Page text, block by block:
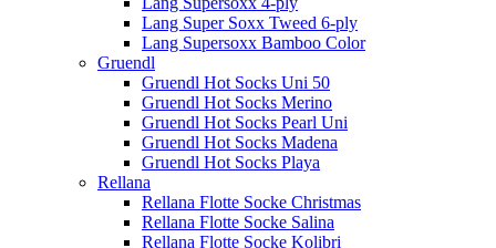
Lang Super Soxx Tweed 6-ply
Lang Supersoxx Bamboo Color
Gruendl
Gruendl Hot Socks Uni 50
Gruendl Hot Socks Merino
Gruendl Hot Socks Pearl Uni
Gruendl Hot Socks Madena
Gruendl Hot Socks Playa
Rellana
Rellana Flotte Socke Christmas
Rellana Flotte Socke Salina
Rellana Flotte Socke Kolibri